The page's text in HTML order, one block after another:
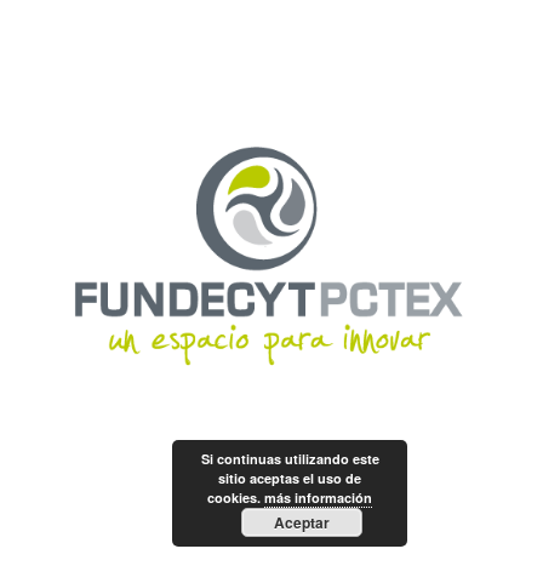
Si continuas utilizando este
sitio aceptas el uso de
cookies. más información
Aceptar